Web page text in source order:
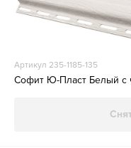
Артикул 235-1185-135
Софит Ю-Пласт Белый с